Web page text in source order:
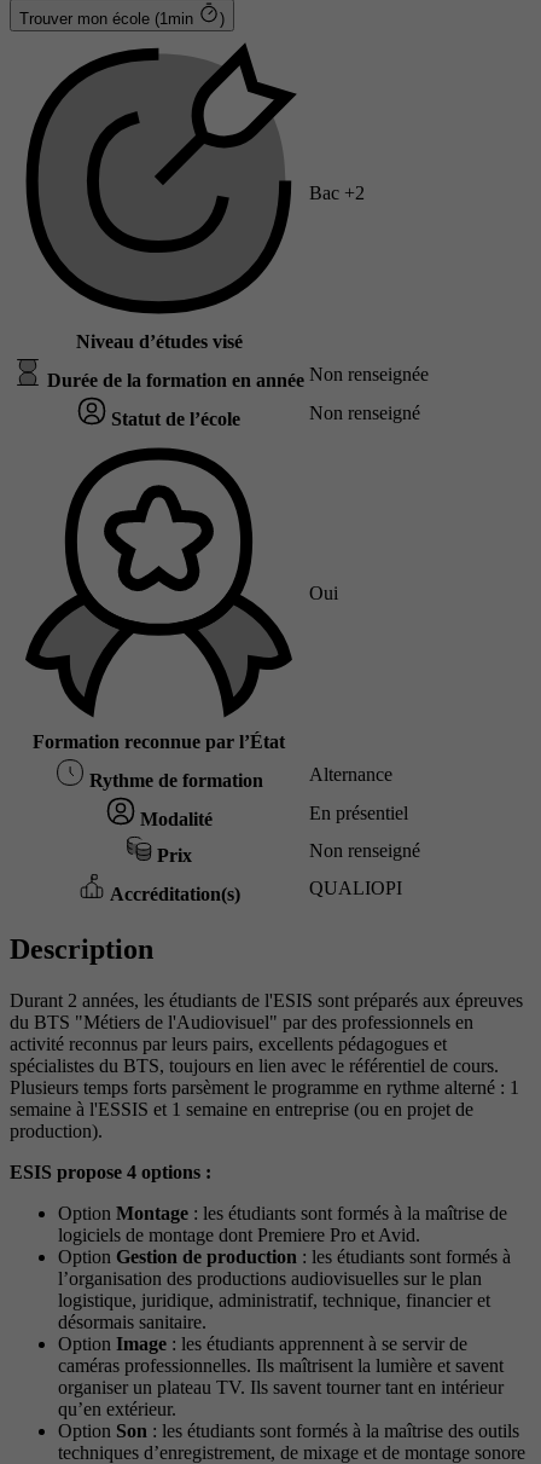
Trouver mon école (1min )
Niveau d’études visé
Bac +2
Durée de la formation en année Non renseignée
Statut de l’école Non renseigné
Formation reconnue par l’État
Oui
Rythme de formation Alternance
Modalité En présentiel
Prix Non renseigné
Accréditation(s) QUALIOPI
Description
Durant 2 années, les étudiants de l'ESIS sont préparés aux épreuves
du BTS "Métiers de l'Audiovisuel" par des professionnels en
activité reconnus par leurs pairs, excellents pédagogues et
spécialistes du BTS, toujours en lien avec le référentiel de cours.
Plusieurs temps forts parsèment le programme en rythme alterné : 1
semaine à l'ESSIS et 1 semaine en entreprise (ou en projet de
production).
ESIS propose 4 options :
Option Montage : les étudiants sont formés à la maîtrise de
logiciels de montage dont Premiere Pro et Avid.
Option Gestion de production : les étudiants sont formés à
l’organisation des productions audiovisuelles sur le plan
logistique, juridique, administratif, technique, financier et
désormais sanitaire.
Option Image : les étudiants apprennent à se servir de
caméras professionnelles. Ils maîtrisent la lumière et savent
organiser un plateau TV. Ils savent tourner tant en intérieur
qu’en extérieur.
Option Son : les étudiants sont formés à la maîtrise des outils
techniques d’enregistrement, de mixage et de montage sonore